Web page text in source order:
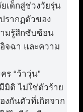
เด็กสู่ช่วงวัยรุ่น
รากฏตัวของ
มรู้สึกซับซ้อน
จฉา และความ
ร “ว้าวุ่น”
มิติ ไม่ใช่ตัวร้าย
กันตัวที่เกิดจาก